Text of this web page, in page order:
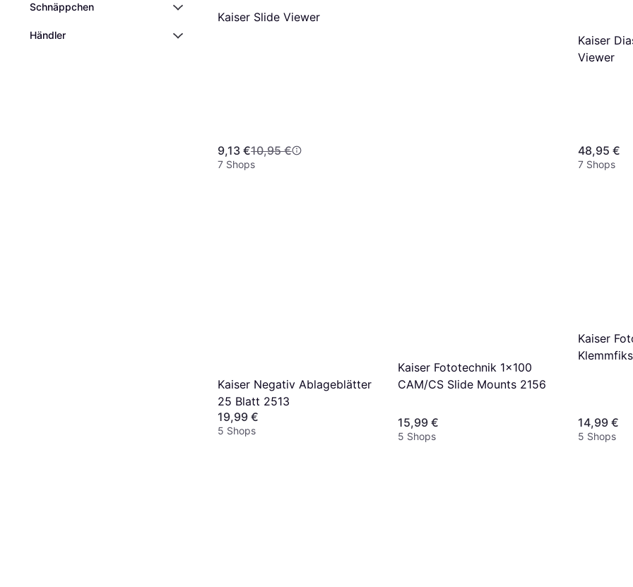
Schnäppchen
Händler
Kaiser Slide Viewer
9,13 €10,95 €
7 Shops
Kaiser
Viewer
48,95 €
7 Shops
Kaiser Negativ Ablageblätter
25 Blatt 2513
19,99 €
5 Shops
Kaiser Fototechnik 1x100
CAM/CS Slide Mounts 2156
15,99 €
5 Shops
Kaiser
14,99 €
5 Shops